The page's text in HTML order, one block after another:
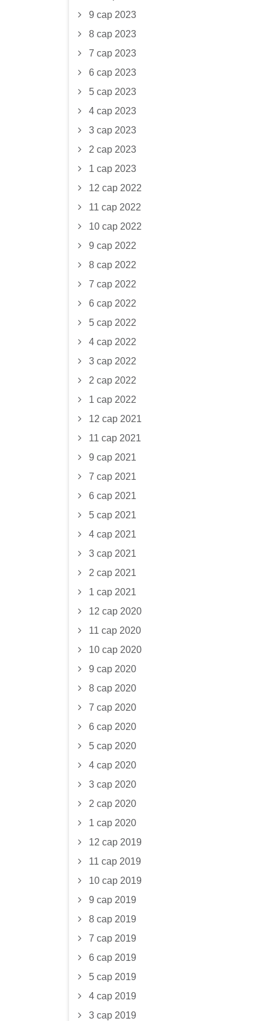
9 сар 2023
8 сар 2023
7 сар 2023
6 сар 2023
5 сар 2023
4 сар 2023
3 сар 2023
2 сар 2023
1 сар 2023
12 сар 2022
11 сар 2022
10 сар 2022
9 сар 2022
8 сар 2022
7 сар 2022
6 сар 2022
5 сар 2022
4 сар 2022
3 сар 2022
2 сар 2022
1 сар 2022
12 сар 2021
11 сар 2021
9 сар 2021
7 сар 2021
6 сар 2021
5 сар 2021
4 сар 2021
3 сар 2021
2 сар 2021
1 сар 2021
12 сар 2020
11 сар 2020
10 сар 2020
9 сар 2020
8 сар 2020
7 сар 2020
6 сар 2020
5 сар 2020
4 сар 2020
3 сар 2020
2 сар 2020
1 сар 2020
12 сар 2019
11 сар 2019
10 сар 2019
9 сар 2019
8 сар 2019
7 сар 2019
6 сар 2019
5 сар 2019
4 сар 2019
3 сар 2019